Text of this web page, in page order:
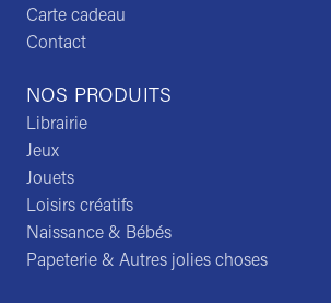
NOS PRODUITS
Librairie
Jeux
Jouets
Loisirs créatifs
Naissance & Bébés
Papeterie & Autres jolies choses
Carte cadeau
Contact